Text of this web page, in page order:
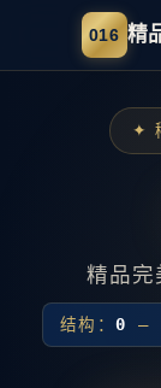
016 精
✦
精品完
结构：0 —